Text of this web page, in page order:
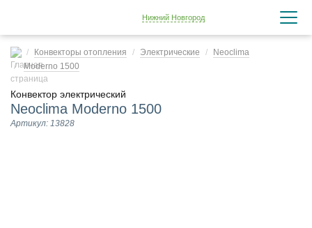
Нижний Новгород
Конвекторы отопления Электрические
Neoclima
Moderno 1500
Конвектор электрический
Neoclima Moderno 1500
Артикул: 13828